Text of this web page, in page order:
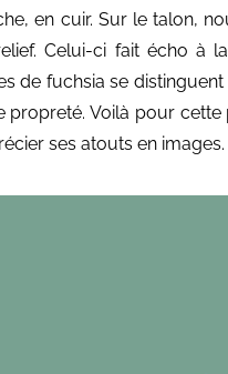
en cuir. Sur le talon,
Celui-ci fait écho à
de fuchsia se distinguent
Voilà pour cette
ses atouts en images.